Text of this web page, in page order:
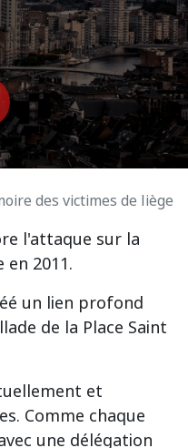
des victimes de liège
l'attaque sur la
2011.
un lien profond
de la Place Saint
et
Comme chaque
une délégation